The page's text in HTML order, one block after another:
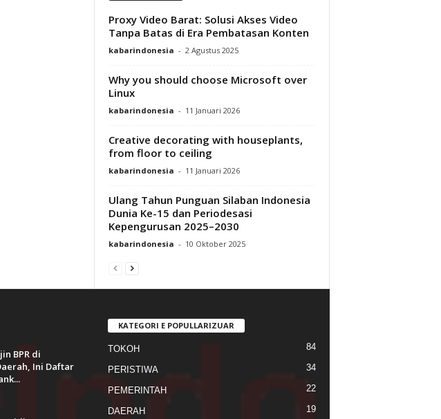
Proxy Video Barat: Solusi Akses Video
Tanpa Batas di Era Pembatasan Konten
kabarindonesia - 2 Agustus 2025
Why you should choose Microsoft over
Linux
kabarindonesia - 11 Januari 2026
Creative decorating with houseplants,
from floor to ceiling
kabarindonesia - 11 Januari 2026
Ulang Tahun Punguan Silaban Indonesia
Dunia Ke-15 dan Periodesasi
Kepengurusan 2025–2030
kabarindonesia - 10 Oktober 2025
BPR di
Ini Daftar
KATEGORI E POPULLARIZUAR
TOKOH 84
PERISTIWA 34
PEMERINTAH 22
DAERAH 19